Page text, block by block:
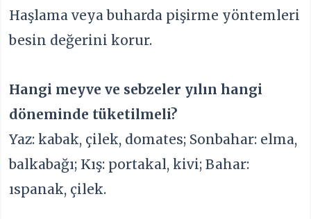
Haşlama veya buharda pişirme yöntemleri
besin değerini korur.
Hangi meyve ve sebzeler yılın hangi
döneminde tüketilmeli?
Yaz: kabak, çilek, domates; Sonbahar: elma,
balkabağı; Kış: portakal, kivi; Bahar:
ıspanak, çilek.